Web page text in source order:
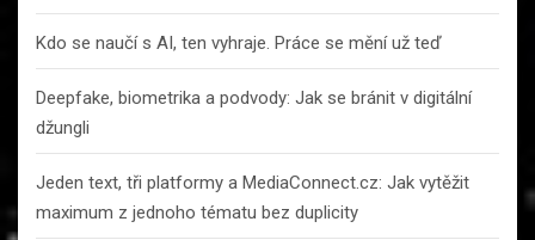
Kdo se naučí s AI, ten vyhraje. Práce se mění už teď
Deepfake, biometrika a podvody: Jak se bránit v digitální
džungli
Jeden text, tři platformy a MediaConnect.cz: Jak vytěžit
maximum z jednoho tématu bez duplicity